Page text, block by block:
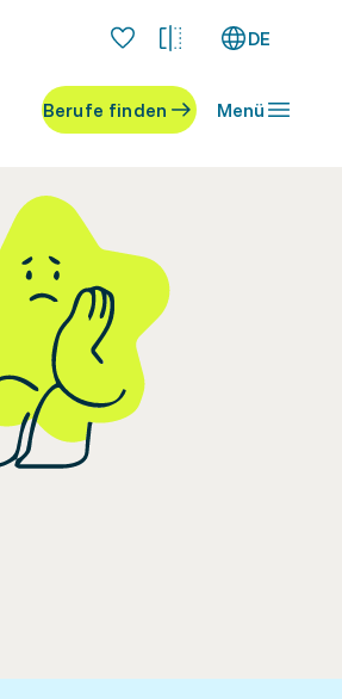
DE
Berufe finden Menü